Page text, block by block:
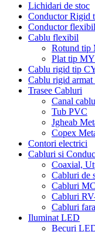
Lichidari de stoc
Conductor Rigid
Conductor
Cablu flexibil
Rotund
Plat tip
Cablu rigid tip
Cablu rigid
Trasee Cabluri
Canal cablu
Tub PVC
Jgheab
Copex
Contori electrici
Cabluri si
Coaxial,
Cabluri de
Cabluri
Cabluri
Cabluri
Iluminat LED
Becuri